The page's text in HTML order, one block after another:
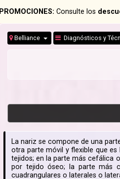
PROMOCIONES: Consulte los
Belliance Diagnósticos y
La nariz se compone de una
otra parte móvil y flexible que
tejidos; en la parte más cefálica
por tejido óseo; la parte más
cuadrangulares o laterales o